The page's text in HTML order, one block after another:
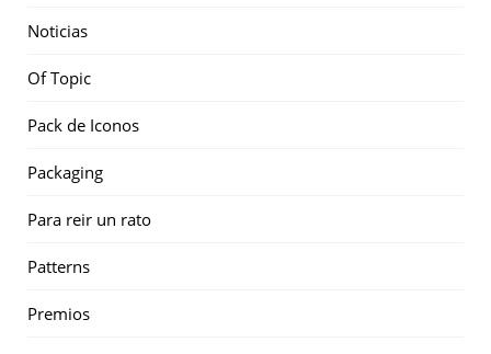
Noticias
Of Topic
Pack de Iconos
Packaging
Para reir un rato
Patterns
Premios